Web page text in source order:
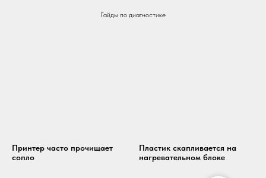
Гайды по диагностике
Принтер часто прочищает
сопло
Пластик скапливается на
нагревательном блоке